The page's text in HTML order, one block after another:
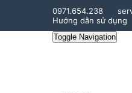
0971.654.238
Hướng dẫn sử dụng
Toggle Navigation